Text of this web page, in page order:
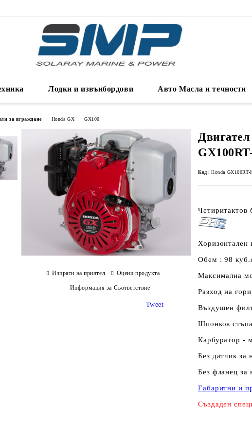
Лодки и извънбордови Авто Масла и течности
за вграждане Honda GX GX100
Код: Honda GX100RT-
Четиритактов
Хоризонтален
Обем : 98
Максимална
Разход на
Въздушен
Шпонков
Карбуратор -
Без датчик за
Без фланец за
Габаритни и
Създаден
Изпрати на приятел Оцени продукта
Информация за Съответствие
Tweet